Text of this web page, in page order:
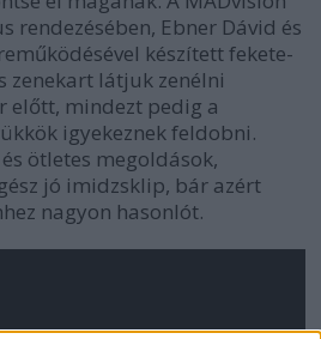
rendezésében, Ebner Dávid és
készített fekete-
zenekart látjuk zenélni
előtt, mindezt pedig a
igyekeznek feldobni.
ötletes megoldások,
jó imidzsklip, bár azért
nagyon hasonlót.